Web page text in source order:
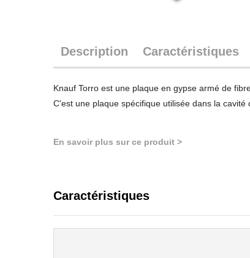
Description Caractéristiques
Knauf Torro est une plaque en gypse armé de
C'est une plaque spécifique utilisée dans la
En savoir plus sur ce produit >
Caractéristiques